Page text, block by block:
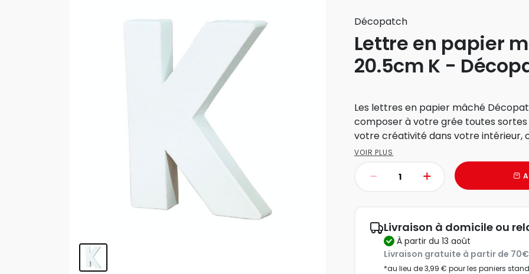
Décopatch
Lettre en papier
20.5cm K -
Les lettres en papier mâché
composer à votre grée toutes
votre créativité dans votre intérieur,
VOIR PLUS
Livraison à domicile ou
à partir du 13 août
Livraison gratuite à partir de
*au lieu de 3,99 € pour les paniers